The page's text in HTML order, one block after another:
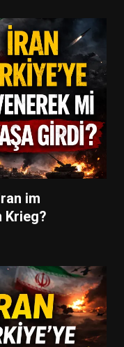
im
Krieg?